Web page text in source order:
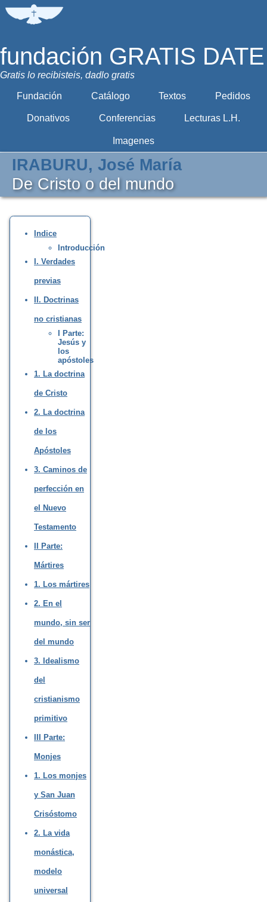
fundación GRATIS DATE
Gratis lo recibisteis, dadlo gratis
Fundación Catálogo Textos Pedidos
Donativos Conferencias Lecturas L.H.
Imagenes
IRABURU, José María
De Cristo o del mundo
Indice
Introducción
I. Verdades
previas
II. Doctrinas
no cristianas
I Parte:
Jesús y
los
apóstoles
1. La doctrina
de Cristo
2. La doctrina
de los
Apóstoles
3. Caminos de
perfección en
el Nuevo
Testamento
II Parte:
Mártires
1. Los mártires
2. En el
mundo, sin ser
del mundo
3. Idealismo
del
cristianismo
primitivo
III Parte:
Monjes
1. Los monjes
y San Juan
Crisóstomo
2. La vida
monástica,
modelo
universal